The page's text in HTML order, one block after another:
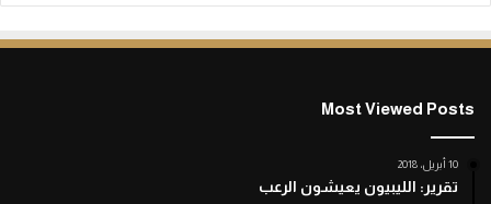
Most Viewed Posts
10 أبريل، 2018
تقرير: الليبيون يعيشون الرعب